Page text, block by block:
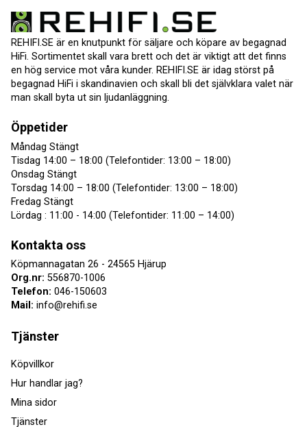
REHIFI.SE är en knutpunkt för säljare och köpare av begagnad
HiFi. Sortimentet skall vara brett och det är viktigt att det finns
en hög service mot våra kunder. REHIFI.SE är idag störst på
begagnad HiFi i skandinavien och skall bli det självklara valet när
man skall byta ut sin ljudanläggning.
Öppetider
Måndag Stängt
Tisdag 14:00 – 18:00 (Telefontider: 13:00 – 18:00)
Onsdag Stängt
Torsdag 14:00 – 18:00 (Telefontider: 13:00 – 18:00)
Fredag Stängt
Lördag : 11:00 - 14:00 (Telefontider: 11:00 – 14:00)
Kontakta oss
Köpmannagatan 26 - 24565 Hjärup
Org.nr: 556870-1006
Telefon: 046-150603
Mail: info@rehifi.se
Tjänster
Köpvillkor
Hur handlar jag?
Mina sidor
Tjänster